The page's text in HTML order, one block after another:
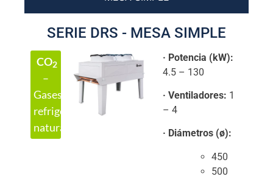
SERIE DRS - MESA SIMPLE
CO2
–
Gases
refrigerantes
naturales
· Potencia (kW):
4.5 – 130
· Ventiladores: 1
– 4
· Diámetros (ø):
450
500